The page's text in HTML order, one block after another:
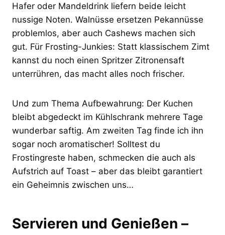
Hafer oder Mandeldrink liefern beide leicht
nussige Noten. Walnüsse ersetzen Pekannüsse
problemlos, aber auch Cashews machen sich
gut. Für Frosting-Junkies: Statt klassischem Zimt
kannst du noch einen Spritzer Zitronensaft
unterrühren, das macht alles noch frischer.
Und zum Thema Aufbewahrung: Der Kuchen
bleibt abgedeckt im Kühlschrank mehrere Tage
wunderbar saftig. Am zweiten Tag finde ich ihn
sogar noch aromatischer! Solltest du
Frostingreste haben, schmecken die auch als
Aufstrich auf Toast – aber das bleibt garantiert
ein Geheimnis zwischen uns…
Servieren und Genießen –